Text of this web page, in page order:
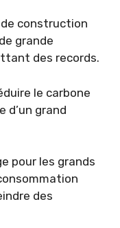
construction
grande
des records.
le carbone
d’un grand
pour les grands
des